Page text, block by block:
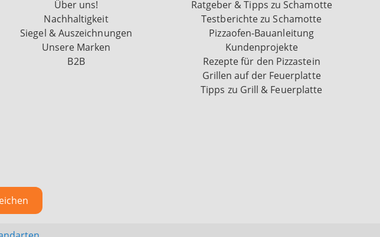
Über uns!
Nachhaltigkeit
Siegel & Auszeichnungen
Unsere Marken
B2B
Ratgeber & Tipps zu Schamotte
Testberichte zu Schamotte
Pizzaofen-Bauanleitung
Kundenprojekte
Rezepte für den Pizzastein
Grillen auf der Feuerplatte
Tipps zu Grill & Feuerplatte